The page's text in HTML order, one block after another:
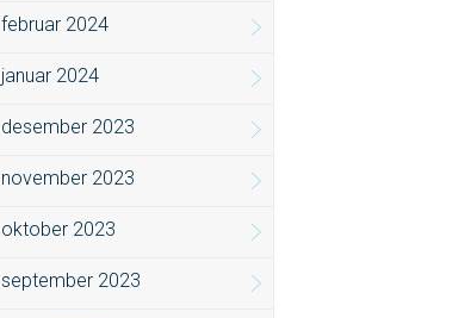
februar 2024
januar 2024
desember 2023
november 2023
oktober 2023
september 2023